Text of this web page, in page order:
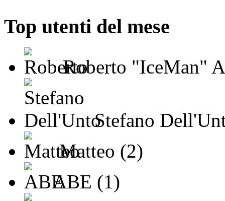
Top utenti del mese
Roberto "IceMan"
Stefano
Matteo (2)
ABE (1)